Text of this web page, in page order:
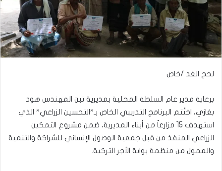
لحج الغد /خاص
برعاية مدير عام السلطة المحلية بمديرية تبن المهندس هود
بغازي، اختُتم البرنامج التدريبي الخاص بـ”التحسين الزراعي” الذي
استهدف 15 مزارعاً من أبناء المديرية، ضمن مشروع التمكين
الزراعي المنفذ من قبل جمعية الوصول الإنساني للشراكة والتنمية
والممول من منظمة بوابة الأجر التركية.